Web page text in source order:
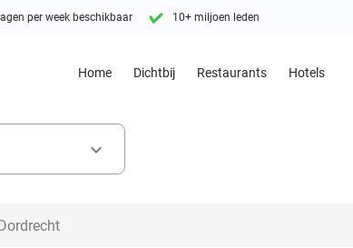
per week beschikbaar 10+ miljoen leden
Home Dichtbij Restaurants Hotels
keyboard_arrow_down